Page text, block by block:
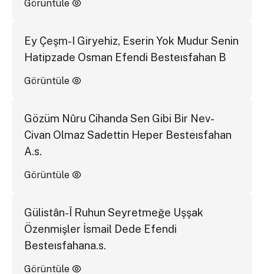
Görüntüle
Ey Çeşm-I Giryehiz, Eserin Yok Mudur Senin
Hatipzade Osman Efendi Besteısfahan B
Görüntüle
Gözüm Nûru Cihanda Sen Gibi Bir Nev-
Civan Olmaz Sadettin Heper Besteısfahan
A.s.
Görüntüle
Gülistân-Î Ruhun Seyretmeğe Uşşak
Özenmişler İsmail Dede Efendi
Besteısfahana.s.
Görüntüle